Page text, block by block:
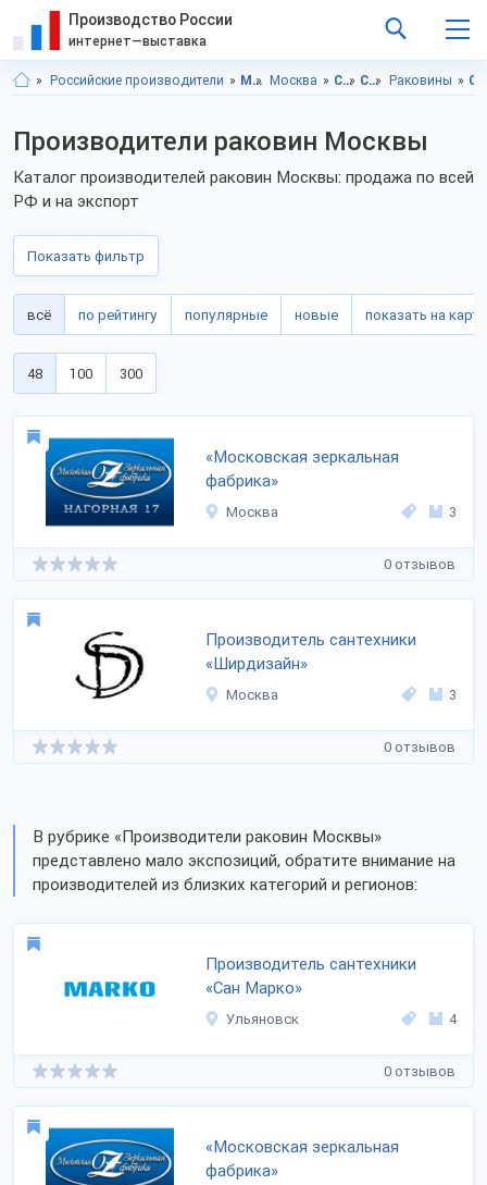
Производство России
интернет—выставка
Российские производители Московская область Москва Строительство и ремонт Сантехника Раковины
Производители раковин Москвы
Каталог производителей раковин Москвы: продажа по всей
РФ и на экспорт
Показать фильтр
всё по рейтингу популярные новые показать на карте
48 100 300
«Московская зеркальная
фабрика»
Москва 3
0 отзывов
Производитель сантехники
«Ширдизайн»
Москва 3
0 отзывов
В рубрике «Производители раковин Москвы»
представлено мало экспозиций, обратите внимание на
производителей из близких категорий и регионов:
Производитель сантехники
«Сан Марко»
Ульяновск 4
0 отзывов
«Московская зеркальная
фабрика»